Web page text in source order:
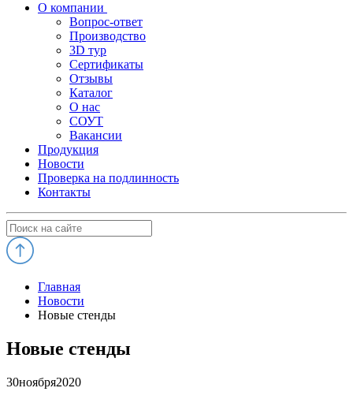
О компании
Вопрос-ответ
Производство
3D тур
Сертификаты
Отзывы
Каталог
О нас
СОУТ
Вакансии
Продукция
Новости
Проверка на подлинность
Контакты
Главная
Новости
Новые стенды
Новые стенды
30ноября2020